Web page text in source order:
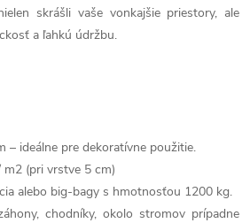
skrášli vaše vonkajšie priestory, ale
a ľahkú údržbu.
– ideálne pre dekoratívne použitie.
m2 (pri vrstve 5 cm)
alebo big-bagy s hmotnosťou 1200 kg.
chodníky, okolo stromov prípadne